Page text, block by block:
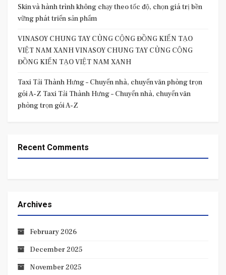
Skin và hành trình không chạy theo tốc độ, chọn giá trị bền
vững phát triển sản phẩm
VINASOY CHUNG TAY CÙNG CỘNG ĐỒNG KIẾN TẠO
VIỆT NAM XANH VINASOY CHUNG TAY CÙNG CỘNG
ĐỒNG KIẾN TẠO VIỆT NAM XANH
Taxi Tải Thành Hưng – Chuyển nhà, chuyển văn phòng trọn
gói A-Z Taxi Tải Thành Hưng – Chuyển nhà, chuyển văn
phòng trọn gói A-Z
Recent Comments
Archives
February 2026
December 2025
November 2025